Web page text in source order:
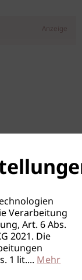
Anzeige
Verarbeitung
Art. 6 Abs.
2021. Die
1 lit....Mehr